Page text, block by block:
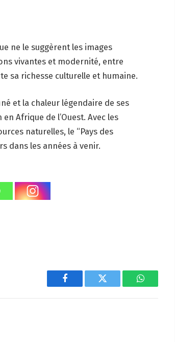
ne le suggèrent les images
vivantes et modernité, entre
sa richesse culturelle et humaine.
et la chaleur légendaire de ses
Afrique de l’Ouest. Avec les
naturelles, le “Pays des
dans les années à venir.
Facebook Twitter WhatsApp